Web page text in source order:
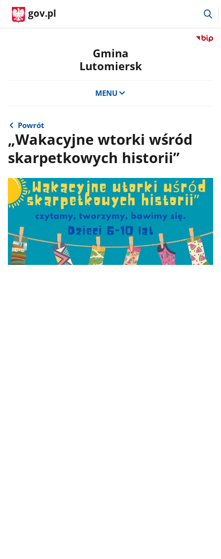
gov.pl
Przejdź
Gmina
Lutomiersk
MENU
Powrót
„Wakacyjne wtorki wśród
skarpetkowych historii”